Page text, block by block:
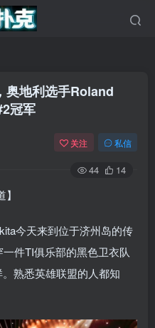
奥地利选手Roland
冠军
关注 私信
44 14
今天来到位于济州岛的传
件TI俱乐部的黑色卫衣队
。熟悉英雄联盟的人都知